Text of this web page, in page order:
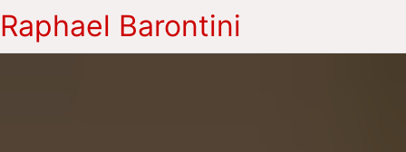
Raphael Barontini